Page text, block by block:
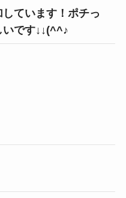
ています！ポチっ
いです↓↓(^^♪